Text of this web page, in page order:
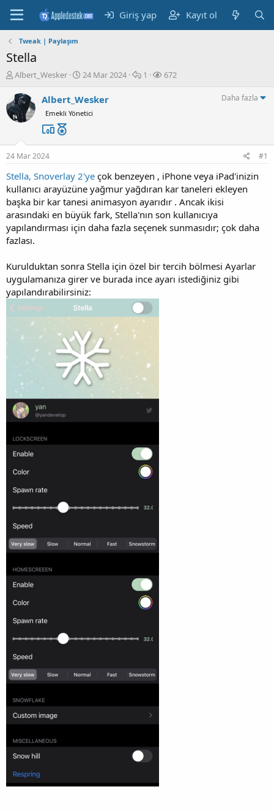
Giriş yap Kayıt ol
Tweak | Paylaşım
Stella
K
n
b
u
b
a
ş
a
t
a
n
Albert_Wesker
B
ş
a
t
a
r
i
h
i
24 Mar 2024
M1
G
m
e
672
Albert_Wesker
Emekli Yönetici
Daha fazla
24 Mar 2024 #1
Stella, Snoverlay 2'ye çok benzeyen , iPhone veya iPad'inizin
kullanıcı arayüzüne yağmur yağdıran kar taneleri ekleyen
başka bir kar tanesi animasyon ayarıdır . Ancak ikisi
arasındaki en büyük fark, Stella'nın son kullanıcıya
yapılandırması için daha fazla seçenek sunmasıdır; çok daha
fazlası.
Kurulduktan sonra Stella için özel bir tercih bölmesi Ayarlar
uygulamanıza girer ve burada ince ayarı istediğiniz gibi
yapılandırabilirsiniz: